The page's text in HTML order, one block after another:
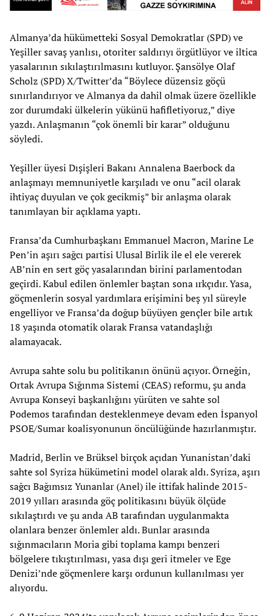
Almanya’da hükümetteki Sosyal Demokratlar (SPD) ve
Yeşiller savaş yanlısı, otoriter saldırıyı örgütlüyor ve iltica
yasalarının sıkılaştırılmasını kutluyor. Şansölye Olaf
Scholz (SPD) X/Twitter’da “Böylece düzensiz göçü
sınırlandırıyor ve Almanya da dahil olmak üzere özellikle
zor durumdaki ülkelerin yükünü hafifletiyoruz,” diye
yazdı. Anlaşmanın “çok önemli bir karar” olduğunu
söyledi.
Yeşiller üyesi Dışişleri Bakanı Annalena Baerbock da
anlaşmayı memnuniyetle karşıladı ve onu “acil olarak
ihtiyaç duyulan ve çok gecikmiş” bir anlaşma olarak
tanımlayan bir açıklama yaptı.
Fransa’da Cumhurbaşkanı Emmanuel Macron, Marine Le
Pen’in aşırı sağcı partisi Ulusal Birlik ile el ele vererek
AB’nin en sert göç yasalarından birini parlamentodan
geçirdi. Kabul edilen önlemler baştan sona ırkçıdır. Yasa,
göçmenlerin sosyal yardımlara erişimini beş yıl süreyle
engelliyor ve Fransa’da doğup büyüyen gençler bile artık
18 yaşında otomatik olarak Fransa vatandaşlığı
alamayacak.
Avrupa sahte solu bu politikanın önünü açıyor. Örneğin,
Ortak Avrupa Sığınma Sistemi (CEAS) reformu, şu anda
Avrupa Konseyi başkanlığını yürüten ve sahte sol
Podemos tarafından desteklenmeye devam eden İspanyol
PSOE/Sumar koalisyonunun öncülüğünde hazırlanmıştır.
Madrid, Berlin ve Brüksel birçok açıdan Yunanistan’daki
sahte sol Syriza hükümetini model olarak aldı. Syriza, aşırı
sağcı Bağımsız Yunanlar (Anel) ile ittifak halinde 2015-
2019 yılları arasında göç politikasını büyük ölçüde
sıkılaştırdı ve şu anda AB tarafından uygulanmakta
olanlara benzer önlemler aldı. Bunlar arasında
sığınmacıların Moria gibi toplama kampı benzeri
bölgelere tıkıştırılması, yasa dışı geri itmeler ve Ege
Denizi’nde göçmenlere karşı ordunun kullanılması yer
alıyordu.